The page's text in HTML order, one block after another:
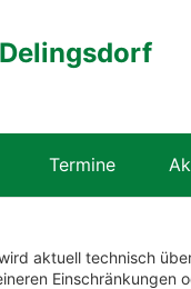
Termine
aktuell technisch
Einschränkungen